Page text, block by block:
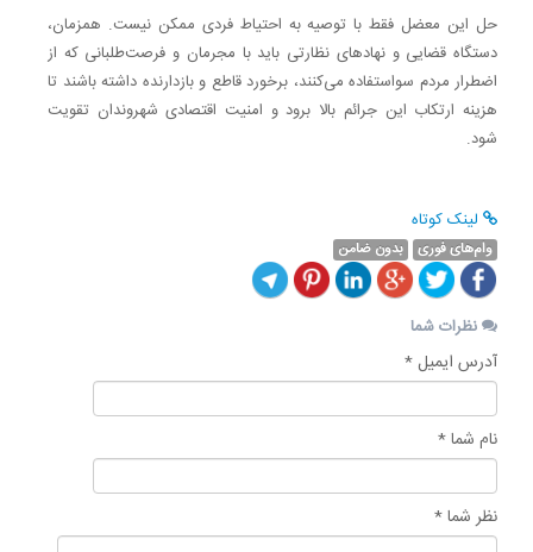
حل این معضل فقط با توصیه به احتیاط فردی ممکن نیست. همزمان،
دستگاه قضایی و نهاد‌های نظارتی باید با مجرمان و فرصت‌طلبانی که از
اضطرار مردم سواستفاده می‌کنند، برخورد قاطع و بازدارنده داشته باشند تا
هزینه ارتکاب این جرائم بالا برود و امنیت اقتصادی شهروندان تقویت
شود.
لینک کوتاه
وام‌های فوری بدون ضامن
نظرات شما
آدرس ایمیل *
نام شما *
نظر شما *